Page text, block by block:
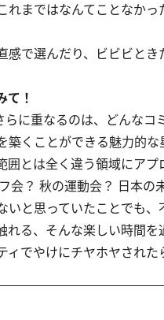
まではなんてことなか
で選んだり、ビビビと
て！
に重なるのは、どんなコ
くことができる魅力的
囲とは全く違う領域にア
会？ 秋の運動会？ 日本の
と思っていたことでも
れる、そんな楽しい時間
でやけにチヤホヤされた